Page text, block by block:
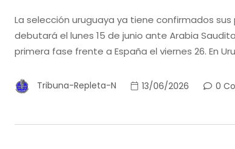
La selección uruguaya ya tiene confirmados
debutará el lunes 15 de junio ante Arabia
primera fase frente a España el viernes 26. En
Tribuna-Repleta-N 13/06/2026 0